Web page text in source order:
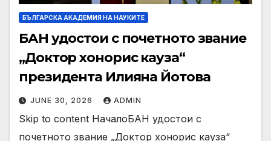
БЪЛГАРСКА АКАДЕМИЯ НА НАУКИТЕ
БАН удостои с почетното звание
„Доктор хонорис кауза“
президента Илияна Йотова
JUNE 30, 2026 ADMIN
Skip to content НачалоБАН удостои с
почетното звание „Доктор хонорис кауза“